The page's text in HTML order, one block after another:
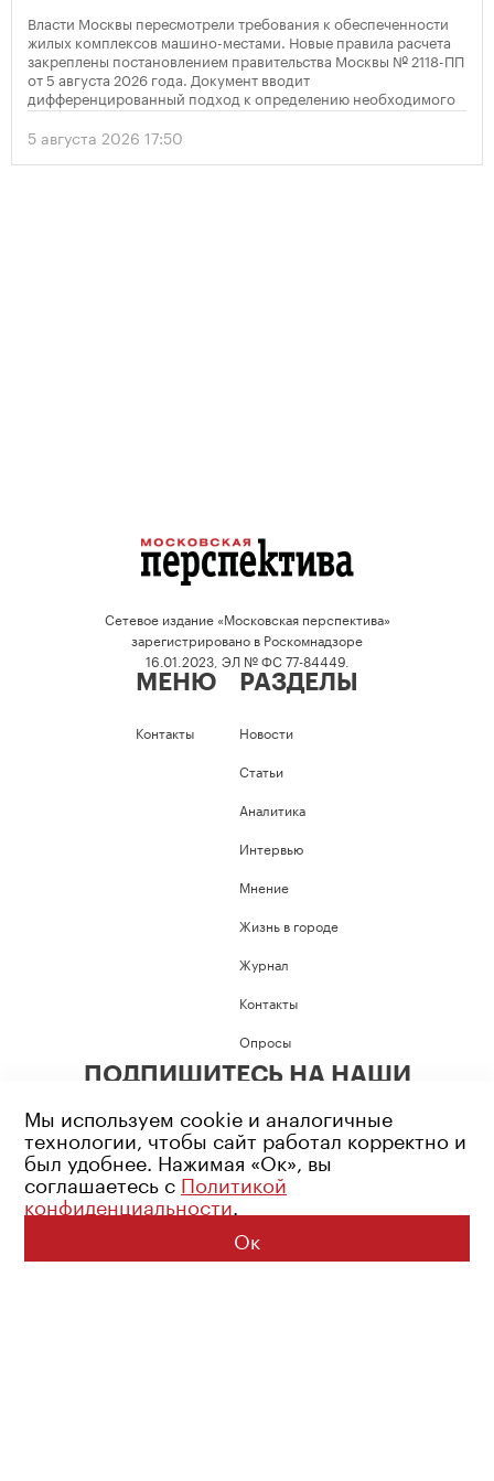
Власти Москвы пересмотрели требования к обеспеченности
жилых комплексов машино-местами. Новые правила расчета
закреплены постановлением правительства Москвы № 2118-ПП
от 5 августа 2026 года. Документ вводит
дифференцированный подход к определению необходимого
количества парковок в зависимости от площади квартир и
устанавливает переходный период для уже согласованных
проектов.
5 августа 2026 17:50
Сетевое издание «Московская перспектива»
зарегистрировано в Роскомнадзоре
16.01.2023, ЭЛ № ФС 77-84449.
МЕНЮ
Контакты
РАЗДЕЛЫ
Новости
Статьи
Аналитика
Интервью
Мнение
Жизнь в городе
Журнал
Контакты
Опросы
ПОДПИШИТЕСЬ НА НАШИ
Возрастное ограничение: 16+
Политика конфиденциальности
© 2026 Все права защищены
Мы используем cookie и аналогичные
технологии, чтобы сайт работал корректно и
был удобнее. Нажимая «Ок», вы
соглашаетесь с Политикой
конфиденциальности.
Ок